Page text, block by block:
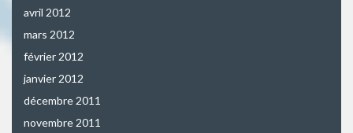
avril 2012
mars 2012
février 2012
janvier 2012
décembre 2011
novembre 2011